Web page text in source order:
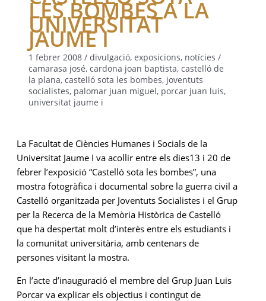
LES BOMBES A LA
UNIVERSITAT
JAUME I
1 febrer 2008 / divulgació, exposicions, notícies /
camarasa josé, cardona joan baptista, castelló de
la plana, castelló sota les bombes, joventuts
socialistes, palomar juan miguel, porcar juan luis,
universitat jaume i
La Facultat de Ciències Humanes i Socials de la
Universitat Jaume I va acollir entre els dies13 i 20 de
febrer l’exposició “Castelló sota les bombes”, una
mostra fotogràfica i documental sobre la guerra civil a
Castelló organitzada per Joventuts Socialistes i el Grup
per la Recerca de la Memòria Històrica de Castelló
que ha despertat molt d’interès entre els estudiants i
la comunitat universitària, amb centenars de
persones visitant la mostra.
En l’acte d’inauguració el membre del Grup Juan Luis
Porcar va explicar els objectius i contingut de